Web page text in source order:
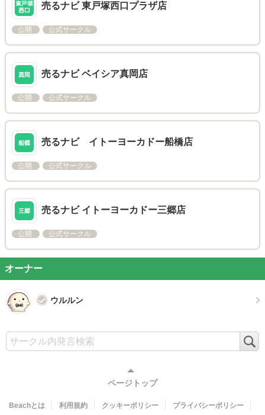
売るナビ 東戸塚西口プラザ店
公開 公式サークル
売るナビ ベイシア真岡店
公開 公式サークル
売るナビ イトーヨーカドー船橋店
公開 公式サークル
売るナビ イトーヨーカドー三郷店
公開 公式サークル
オーナー
ウルルン
ページトップ
Beachとは 利用規約 クッキーポリシー プライバシーポリシー